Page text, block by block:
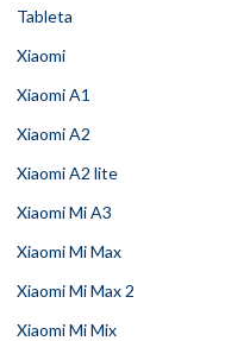
Tableta
Xiaomi
Xiaomi A1
Xiaomi A2
Xiaomi A2 lite
Xiaomi Mi A3
Xiaomi Mi Max
Xiaomi Mi Max 2
Xiaomi Mi Mix